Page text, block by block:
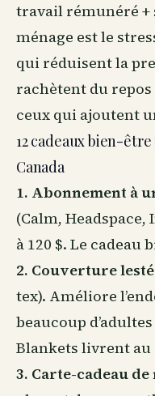
travail rémunéré +
ménage est le
qui réduisent la
rachètent du
ceux qui ajoutent
12 cadeaux bien-
Canada
1. Abonnement à
(Calm,
à 120 $. Le
2. Couverture
tex). Améliore
beaucoup
Blankets livrent au
3. Carte-cadeau